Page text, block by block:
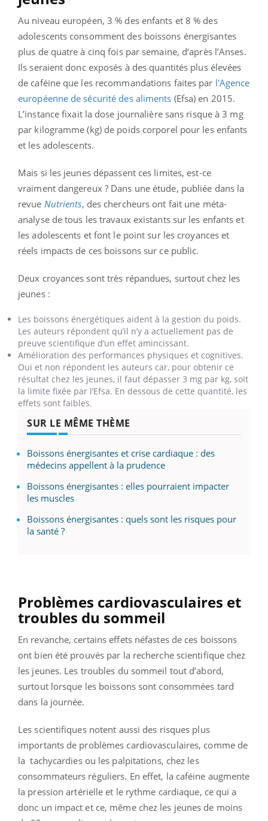
Au niveau européen, 3 % des enfants et 8 % des
adolescents consomment des boissons énergisantes
plus de quatre à cinq fois par semaine, d’après l’Anses.
Ils seraient donc exposés à des quantités plus élevées
de caféine que les recommandations faites par l'Agence
européenne de sécurité des aliments (Efsa) en 2015.
L’instance fixait la dose journalière sans risque à 3 mg
par kilogramme (kg) de poids corporel pour les enfants
et les adolescents.
Mais si les jeunes dépassent ces limites, est-ce
vraiment dangereux ? Dans une étude, publiée dans la
revue Nutrients, des chercheurs ont fait une méta-
analyse de tous les travaux existants sur les enfants et
les adolescents et font le point sur les croyances et
réels impacts de ces boissons sur ce public.
Deux croyances sont très répandues, surtout chez les
jeunes :
Les boissons énergétiques aident à la gestion du poids.
Les auteurs répondent qu’il n’y a actuellement pas de
preuve scientifique d’un effet amincissant.
Amélioration des performances physiques et cognitives.
Oui et non répondent les auteurs car, pour obtenir ce
résultat chez les jeunes, il faut dépasser 3 mg par kg, soit
la limite fixée par l’Efsa. En dessous de cette quantité, les
effets sont faibles.
SUR LE MÊME THÈME
Boissons énergisantes et crise cardiaque : des
médecins appellent à la prudence
Boissons énergisantes : elles pourraient impacter
les muscles
Boissons énergisantes : quels sont les risques pour
la santé ?
Problèmes cardiovasculaires et
troubles du sommeil
En revanche, certains effets néfastes de ces boissons
ont bien été prouvés par la recherche scientifique chez
les jeunes. Les troubles du sommeil tout d’abord,
surtout lorsque les boissons sont consommées tard
dans la journée.
Les scientifiques notent aussi des risques plus
importants de problèmes cardiovasculaires, comme de
la tachycardies ou les palpitations, chez les
consommateurs réguliers. En effet, la caféine augmente
la pression artérielle et le rythme cardiaque, ce qui a
donc un impact et ce, même chez les jeunes de moins